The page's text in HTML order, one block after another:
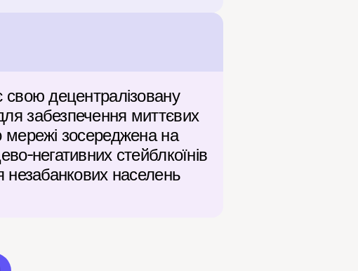
свою децентралізовану
забезпечення миттєвих
мережі зосереджена на
негативних стейблкоїнів
незабанкових населень